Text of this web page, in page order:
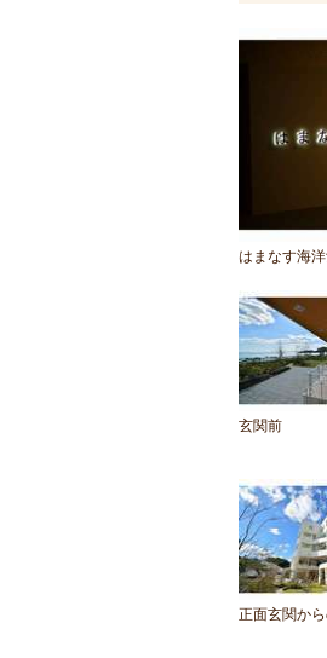
はまなす海
玄関前
正面玄関か